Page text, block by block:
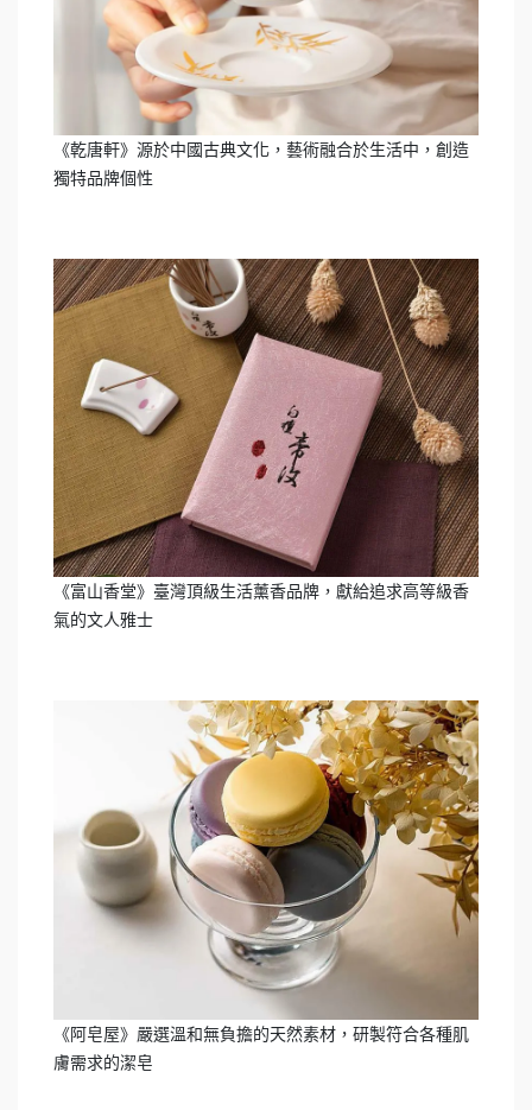
《乾唐軒》源於中國古典文化，藝術融合於生活中，創造
獨特品牌個性
《富山香堂》臺灣頂級生活薰香品牌，獻給追求高等級香
氣的文人雅士
《阿皂屋》嚴選溫和無負擔的天然素材，研製符合各種肌
膚需求的潔皂